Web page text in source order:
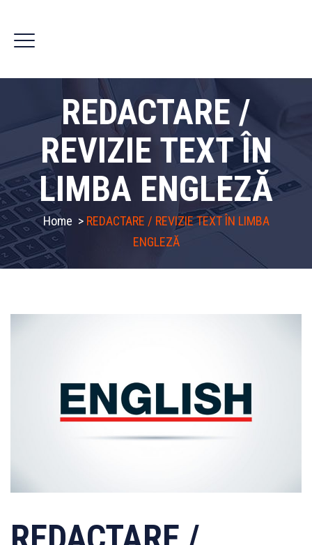
REDACTARE /
REVIZIE TEXT ÎN
LIMBA ENGLEZĂ
Home > REDACTARE / REVIZIE TEXT ÎN LIMBA
ENGLEZĂ